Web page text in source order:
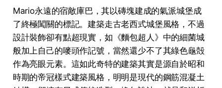
Mario永遠的宿敵庫巴，其以磚塊建成的氣派城堡成
了終極闖關的標記。建築走古老西式城堡風格，不過
設計裝飾卻有點超現實，如《麵包超人》中的細菌城
般加上自己的嘜頭作記號，當然還少不了其綠色龜殻
作為亮眼元素。這如此奇特的建築其實是源自於昭和
時期的帝冠樣式建築風格，明明是現代的鋼筋混凝土